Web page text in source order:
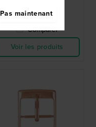
Comparer
Voir les produits
Pas maintenant